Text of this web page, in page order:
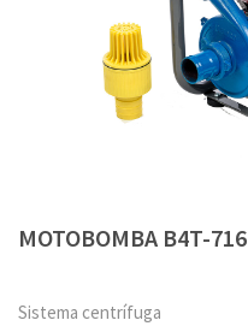
MOTOBOMBA B4T-716
Sistema centrífuga